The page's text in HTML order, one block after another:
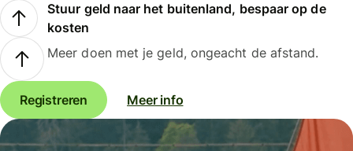
Stuur geld naar het buitenland, bespaar op de
kosten
Meer doen met je geld, ongeacht de afstand.
Registreren Meer info